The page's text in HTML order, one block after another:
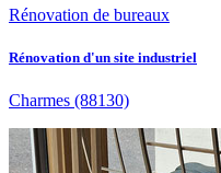
Rénovation de bureaux
Rénovation d'un site industriel
Charmes (88130)